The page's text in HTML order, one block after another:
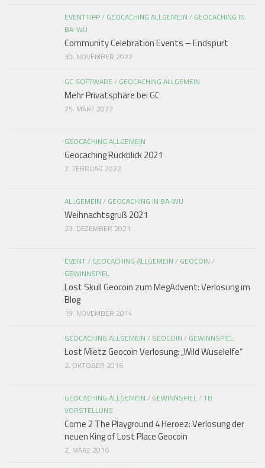
EVENTTIPP/ GEOCACHING ALLGEMEIN / GEOCACHING IN
BA-WÜ
Community Celebration Events – Endspurt
30. NOVEMBER 2022
GC SOFTWARE / GEOCACHING ALLGEMEIN
Mehr Privatsphäre bei GC
25. MÄRZ 2022
GEOCACHING ALLGEMEIN
Geocaching Rückblick 2021
7. FEBRUAR 2022
ALLGEMEIN / GEOCACHING IN BA-WÜ
Weihnachtsgruß 2021
23. DEZEMBER 2021
EVENT/ GEOCACHING ALLGEMEIN / GEOCOIN /
GEWINNSPIEL
Lost Skull Geocoin zum MegAdvent: Verlosung im
Blog
19. NOVEMBER 2014
GEOCACHING ALLGEMEIN / GEOCOIN / GEWINNSPIEL
Lost Mietz Geocoin Verlosung: „Wild Wuselelfe“
2. OKTOBER 2016
GEOCACHING ALLGEMEIN / GEWINNSPIEL/TB
VORSTELLUNG
Come 2 The Playground 4 Heroez: Verlosung der
neuen King of Lost Place Geocoin
2. MÄRZ 2016